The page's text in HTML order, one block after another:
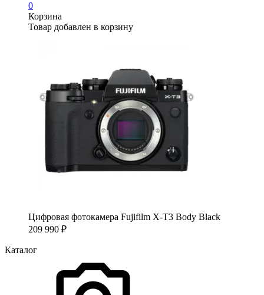
0
Корзина
Товар добавлен в корзину
Цифровая фотокамера Fujifilm X-T3 Body Black
209 990 ₽
Каталог